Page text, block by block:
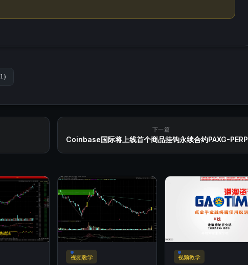
1)
下一篇
Coinbase国际将上线首个商品挂钩永续合约PAXG-PERP
视频教学 视频教学